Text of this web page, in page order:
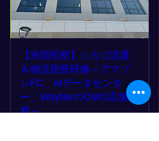
【米国視察】シカゴ流通
＆物流視察研修～アマゾ
ンFC、AIデータセンタ
ー、WayfairのOMO店舗視
察～